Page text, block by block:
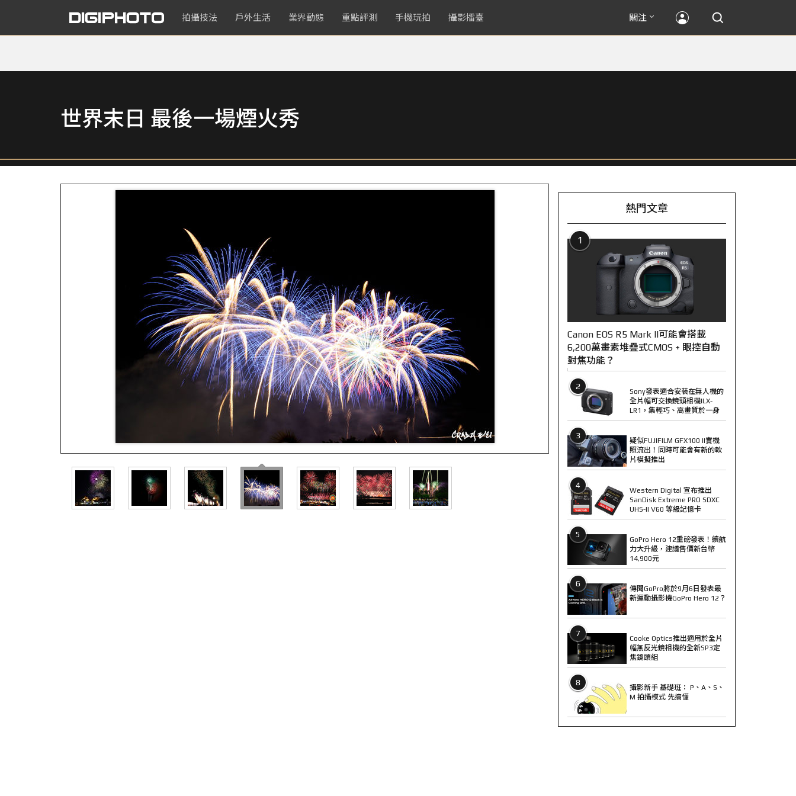
拍攝技法 戶外生活 業界動態 重點評測 手機玩拍 攝影擂臺 關注
世界末日 最後一場煙火秀
熱門文章
1
Canon EOS R5 Mark II可能會搭載
6,200萬畫素堆疊式CMOS + 眼控自動
對焦功能？
2
Sony發表適合安裝在無人機的
全片幅可交換鏡頭相機ILX-
LR1，集輕巧、高畫質於一身
3
疑似FUJIFILM GFX100 II實機
照流出！同時可能會有新的軟
片模擬推出
4
Western Digital 宣布推出
SanDisk Extreme PRO SDXC
UHS-II V60 等級記憶卡
5
GoPro Hero 12重磅發表！續航
力大升級，建議售價新台幣
14,900元
6
傳聞GoPro將於9月6日發表最
新運動攝影機GoPro Hero 12？
7
Cooke Optics推出適用於全片
幅無反光鏡相機的全新SP3定
焦鏡頭組
8
攝影新手 基礎班： P、A、S、
M 拍攝模式 先搞懂